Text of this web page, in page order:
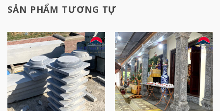
SẢN PHẨM TƯƠNG TỰ